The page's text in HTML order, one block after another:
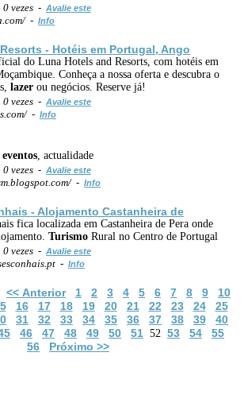
vezes - Avalie este
- Info
- Hotéis em Portugal, Ango
do Luna Hotels and Resorts, com hotéis em
Conheça a nossa oferta e descubra o
lazer ou negócios. Reserve já!
vezes - Avalie este
- Info
eventos , actualidade
vezes - Avalie este
- Info
- Alojamento Castanheira de
fica localizada em Castanheira de Pera onde
Turismo Rural no Centro de Portugal
vezes - Avalie este
- Info
<< Anterior 1 2 3 4 5 6 7 8 9
10
16 17 18 19 20 21 22 23 24
25
31 32 33 34 35 36 37 38 39
40
46 47 48 49 50 51 52 53 54
55
56
Próximo >>